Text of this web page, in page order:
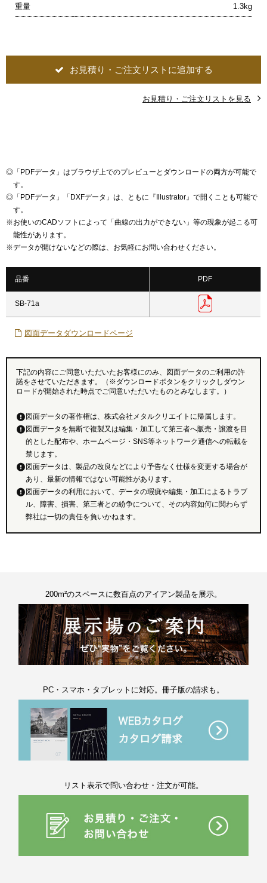
重量 1.3kg
お見積り・ご注文リストに追加する
お見積り・ご注文リストを見る
◎ 「PDFデータ」はブラウザ上でのプレビューとダウンロードの両方が可能で
す。
◎ 「PDFデータ」「DXFデータ」は、ともに『Illustrator』で開くことも可能で
す。
※お使いのCADソフトによって「曲線の出力ができない」等の現象が起こる可
能性があります。
※データが開けないなどの際は、お気軽にお問い合わせください。
品番 PDF
SB-71a
図面データダウンロードページ
下記の内容にご同意いただいたお客様にのみ、図面データのご利用の許
諾をさせていただきます。（※ダウンロードボタンをクリックしダウン
ロードが開始された時点でご同意いただいたものとみなします。）
図面データの著作権は、株式会社メタルクリエイトに帰属します。
図面データを無断で複製又は編集・加工して第三者へ販売・譲渡を目
的とした配布や、ホームページ・SNS等ネットワーク通信への転載を
禁じます。
図面データは、製品の改良などにより予告なく仕様を変更する場合が
あり、最新の情報ではない可能性があります。
図面データの利用において、データの瑕疵や編集・加工によるトラブ
ル、障害、損害、第三者との紛争について、その内容如何に関わらず
弊社は一切の責任を負いかねます。
200m²のスペースに数百点のアイアン製品を展示。
PC・スマホ・タブレットに対応。冊子版の請求も。
リスト表示で問い合わせ・注文が可能。